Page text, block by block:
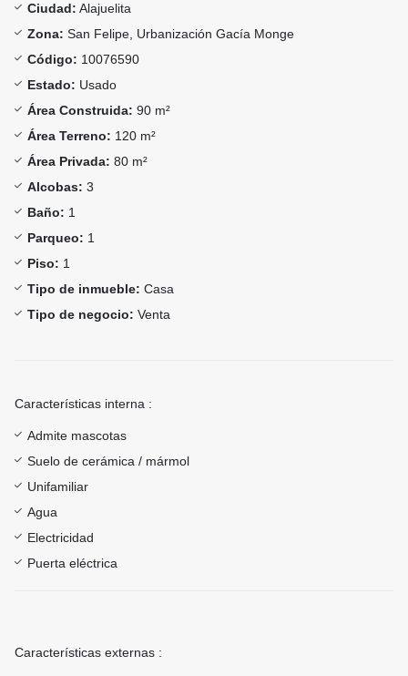
Ciudad: Alajuelita
Zona: San Felipe, Urbanización Gacía Monge
Código: 10076590
Estado: Usado
Área Construida: 90 m²
Área Terreno: 120 m²
Área Privada: 80 m²
Alcobas: 3
Baño: 1
Parqueo: 1
Piso: 1
Tipo de inmueble: Casa
Tipo de negocio: Venta
Características interna :
Admite mascotas
Suelo de cerámica / mármol
Unifamiliar
Agua
Electricidad
Puerta eléctrica
Características externas :